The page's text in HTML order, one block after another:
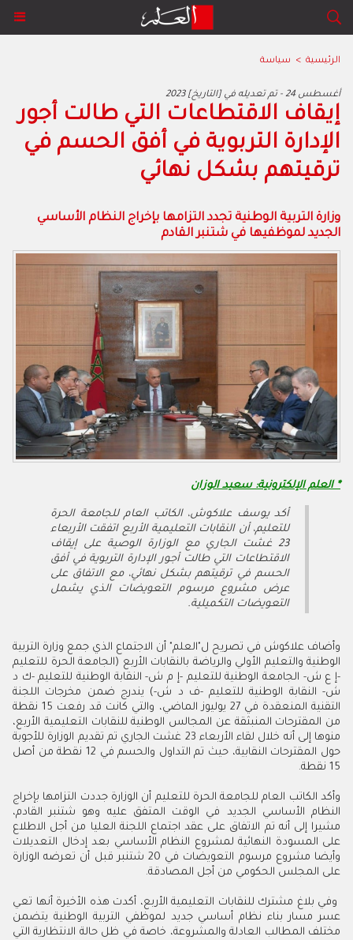
الرئيسية > سياسة
2023 أغسطس 24 - تم تعديله في [التاريخ]
إيقاف الاقتطاعات التي طالت أجور
الإدارة التربوية في أفق الحسم في
ترقيتهم بشكل نهائي
وزارة التربية الوطنية تجدد التزامها بإخراج النظام الأساسي
الجديد لموظفيها في شتنبر القادم
* العلم الإلكترونية: سعيد الوزان
أكد يوسف علاكوش، الكاتب العام للجامعة الحرة
للتعليم، أن النقابات التعليمية الأربع اتفقت الأربعاء
23 غشت الجاري مع الوزارة الوصية على إيقاف
الاقتطاعات التي طالت أجور الإدارة التربوية في أفق
الحسم في ترقيتهم بشكل نهائي، مع الاتفاق على
عرض مشروع مرسوم التعويضات الذي يشمل
التعويضات التكميلية.
وأضاف علاكوش في تصريح ل"العلم" أن الاجتماع الذي جمع وزارة التربية
الوطنية والتعليم الأولي والرياضة بالنقابات الأربع (الجامعة الحرة للتعليم
-إ ع ش- الجامعة الوطنية للتعليم -إ م ش- النقابة الوطنية للتعليم -ك د
ش- النقابة الوطنية للتعليم -ف د ش-) يندرج ضمن مخرجات اللجنة
التقنية المنعقدة في 27 يوليوز الماضي، والتي كانت قد رفعت 15 نقطة
من المقترحات المنبثقة عن المجالس الوطنية للنقابات التعليمية الأربع،
منوها إلى أنه خلال لقاء الأربعاء 23 غشت الجاري تم تقديم الوزارة للأجوبة
حول المقترحات النقابية، حيث تم التداول والحسم في 12 نقطة من أصل
15 نقطة.
وأكد الكاتب العام للجامعة الحرة للتعليم أن الوزارة جددت التزامها بإخراج
النظام الأساسي الجديد في الوقت المتفق عليه وهو شتنبر القادم،
مشيرا إلى أنه تم الاتفاق على عقد اجتماع اللجنة العليا من أجل الاطلاع
على المسودة النهائية لمشروع النظام الأساسي بعد إدخال التعديلات
وأيضا مشروع مرسوم التعويضات في 20 شتنبر قبل أن تعرضه الوزارة
على المجلس الحكومي من أجل المصادقة.
وفي بلاغ مشترك للنقابات التعليمية الأربع، أكدت هذه الأخيرة أنها تعي
عسر مسار بناء نظام أساسي جديد لموظفي التربية الوطنية يتضمن
مختلف المطالب العادلة والمشروعة، خاصة في ظل حالة الانتظارية التي